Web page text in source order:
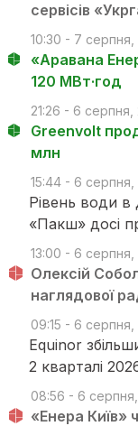
сервісів
10:30 - 7 серпня,
«Аравана
120 МВт·год
21:26 - 6 серпня,
Greenvolt
млн
15:44 - 6 серпня,
Рівень води в
«Пакш» досі
13:00 - 6 серпня,
Олексій
наглядової
09:15 - 6 серпня,
Equinor
2 кварталі
08:56 - 6
«Енера Київ»